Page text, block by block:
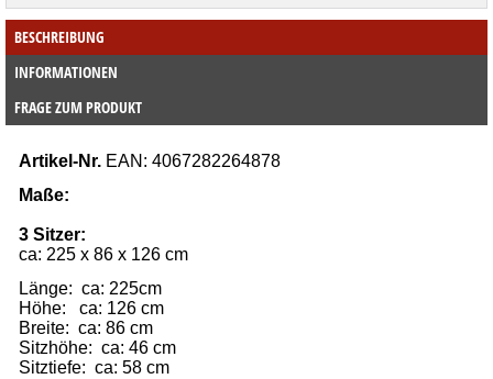
BESCHREIBUNG
INFORMATIONEN
FRAGE ZUM PRODUKT
Artikel-Nr. EAN: 4067282264878
Maße:
3 Sitzer:
ca: 225 x 86 x 126 cm
Länge:  ca: 225cm
Höhe:   ca: 126 cm
Breite:  ca: 86 cm
Sitzhöhe:  ca: 46 cm
Sitztiefe:  ca: 58 cm